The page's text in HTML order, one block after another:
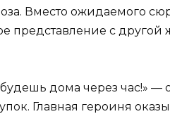
Вместо ожидаемого
представление с
будешь дома через час!»
Главная героиня